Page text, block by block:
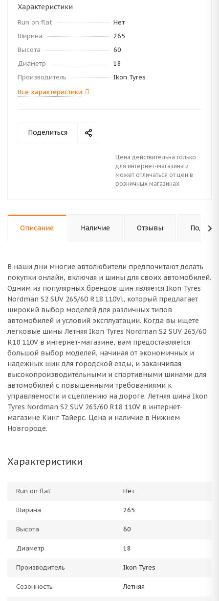
Характеристики
Run on flat
Нет
Ширина
265
Высота
60
Диаметр
18
Производитель
Ikon Tyres
Все характеристики
Поделиться
Цена действительна только
для интернет-магазина и
может отличаться от цен в
розничных магазинах
Описание Наличие Отзывы
В наши дни многие автолюбители предпочитают делать
покупки онлайн, включая и шины для своих автомобилей.
Одним из популярных брендов шин является Ikon Tyres
Nordman S2 SUV 265/60 R18 110Vl, который предлагает
широкий выбор моделей для различных типов
автомобилей и условий эксплуатации. Когда вы ищете
легковые шины Летняя Ikon Tyres Nordman S2 SUV 265/60
R18 110V в интернет-магазине, вам предоставляется
большой выбор моделей, начиная от экономичных и
надежных шин для городской езды, и заканчивая
высокопроизводительными и спортивными шинами для
автомобилей с повышенными требованиями к
управляемости и сцеплению на дороге. Летняя шина Ikon
Tyres Nordman S2 SUV 265/60 R18 110V в интернет-
магазине Кинг Тайерс. Цена и наличие в Нижнем
Новгороде.
Характеристики
Run on flat Нет
Ширина 265
Высота 60
Диаметр 18
Производитель Ikon Tyres
Сезонность Летняя